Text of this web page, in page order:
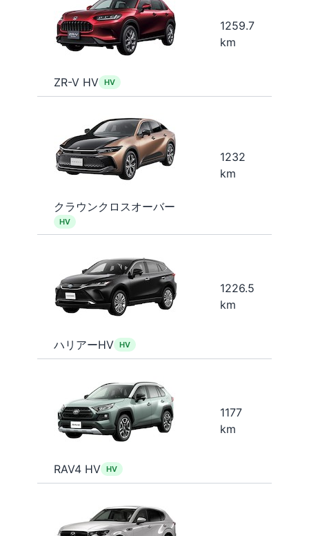
ZR-V HV HV
1259.7
km
クラウンクロスオーバー
HV
1232
km
ハリアーHV HV
1226.5
km
RAV4 HV HV
1177
km